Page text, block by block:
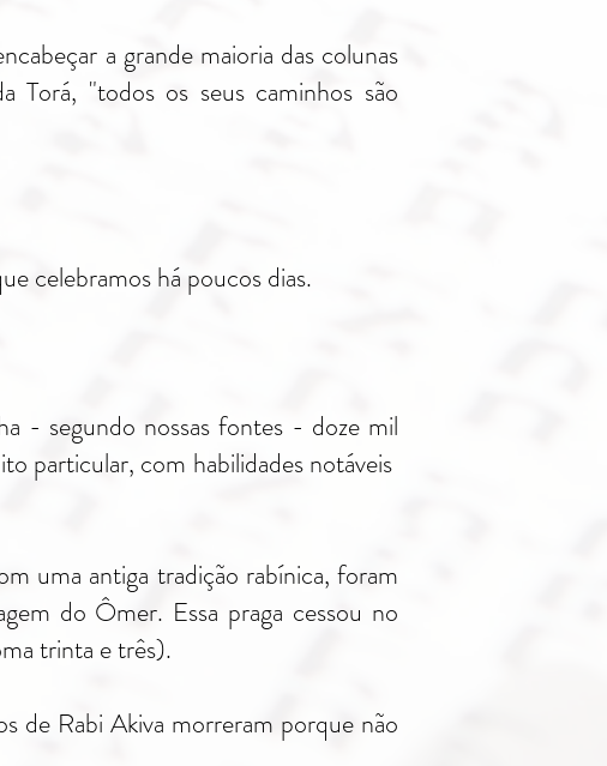
a grande maioria das colunas
Torá, "todos os seus caminhos são
celebramos há poucos dias.
- segundo nossas fontes - doze mil
particular, com habilidades notáveis
uma antiga tradição rabínica, foram
do Ômer. Essa praga cessou no
trinta e três).
de Rabi Akiva morreram porque não